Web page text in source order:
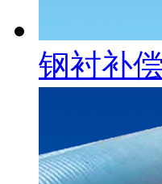
钢衬补